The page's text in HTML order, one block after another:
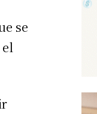
se